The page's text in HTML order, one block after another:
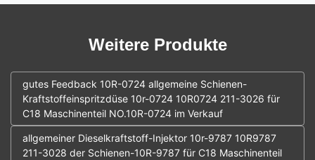
Weitere Produkte
gutes Feedback 10R-0724 allgemeine Schienen-
Kraftstoffeinspritzdüse 10r-0724 10R0724 211-3026 für
C18 Maschinenteil NO.10R-0724 im Verkauf
allgemeiner Dieselkraftstoff-Injektor 10r-9787 10R9787
211-3028 der Schienen-10R-9787 für C18 Maschinenteil